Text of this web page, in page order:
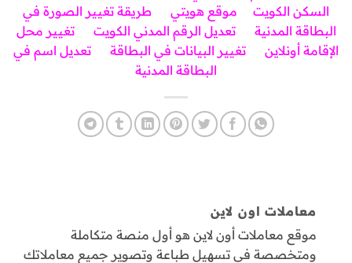
السكن الكويت
موقع هويتي
طريقة تغيير الصورة في
البطاقة المدنية
تعديل الرقم المدني الكويت
تغيير محل
الإقامة أونلاين
تغيير البيانات في البطاقة
تعديل اسم في
البطاقة المدنية
معاملات اون لاين
موقع معاملات أون لاين هو أول منصة متكاملة
ومتخصصة في تسهيل طباعة وتصوير جميع معاملاتك